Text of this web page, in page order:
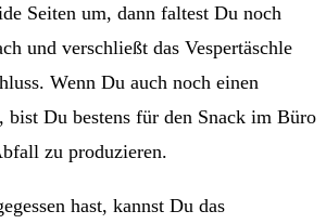
Seiten um, dann faltest Du noch
und verschließt das Vespertäschle
Wenn Du auch noch einen
bist Du bestens für den Snack im Büro
zu produzieren.
hast, kannst Du das